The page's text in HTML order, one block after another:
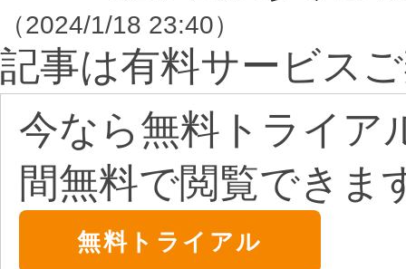
（2024/1/18 23:40）
記事は有料サービス
今なら無料トライア
間無料で閲覧できま
無料トライアル